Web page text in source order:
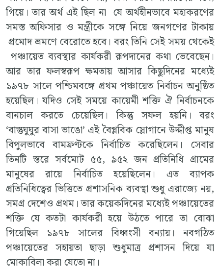
গিয়ে। তার অর্থ এই ছিল না যে অর্থহীনভাবে মহাকরণের
সমস্ত অফিসার ও মন্ত্রীকে সঙ্গে নিয়ে জনগণের টাকায়
প্রমোদ ভ্রমণে বেরোতে হবে। বরং তিনি সেই সময় থেকেই
পঞ্চায়েত ব্যবস্থার কার্যকরী রূপদানের কথা ভেবেছেন।
আর তার ফলস্বরূপ ক্ষমতায় আসার কিছুদিনের মধ্যেই
১৯৭৮ সালে পশ্চিমবঙ্গে প্রথম পঞ্চায়েত নির্বাচন অনুষ্ঠিত
হয়েছিল। যদিও সেই সময়ে কায়েমী শক্তি ঐ নির্বাচনকে
বানচাল করতে চেয়েছিল। কিন্তু সফল হয়নি। বরং
‘বাস্তুঘুঘুর বাসা ভাঙো’ এই বৈপ্লবিক স্লোগানে উদ্দীপ্ত মানুষ
বিপুলভাবে বামফ্রণ্টকে নির্বাচিত করেছিলেন। সেবার
তিনটি স্তরে সর্বমোট ৫৫, ৯৫২ জন প্রতিনিধি গ্রামের
মানুষের রায়ে নির্বাচিত হয়েছিলেন। এত ব্যাপক
প্রতিনিধিত্বের ভিত্তিতে প্রশাসনিক ব্যবস্থা শুধু এরাজ্যে নয়,
সমগ্র দেশেও প্রথম। তার কয়েকদিনের মধ্যেই পঞ্চায়েতের
শক্তি যে কতটা কার্যকরী হয়ে উঠতে পারে তা বোঝা
গিয়েছিল ১৯৭৮ সালের বিধ্বংসী বন্যায়। নবগঠিত
পঞ্চায়েতের সহায়তা ছাড়া শুধুমাত্র প্রশাসন দিয়ে যা
মোকাবিলা করা যেতো না।